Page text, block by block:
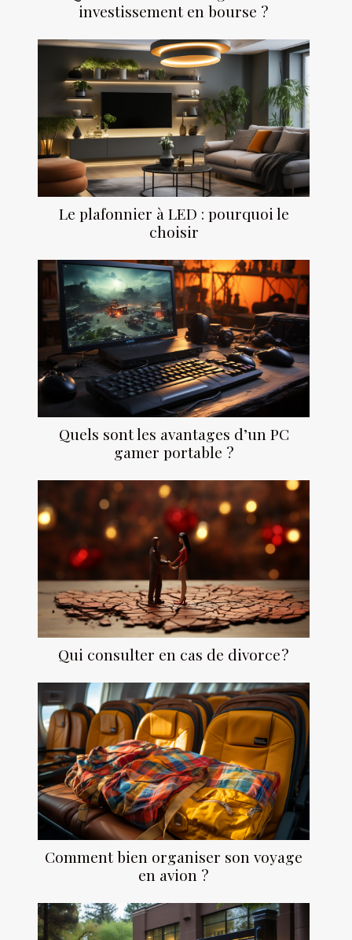
investissement en bourse ?
Le plafonnier à LED : pourquoi le
choisir
Quels sont les avantages d’un PC
gamer portable ?
Qui consulter en cas de divorce ?
Comment bien organiser son voyage
en avion ?